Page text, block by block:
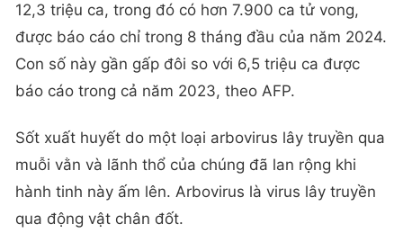
12,3 triệu ca, trong đó có hơn 7.900 ca tử vong,
được báo cáo chỉ trong 8 tháng đầu của năm 2024.
Con số này gần gấp đôi so với 6,5 triệu ca được
báo cáo trong cả năm 2023, theo AFP.
Sốt xuất huyết do một loại arbovirus lây truyền qua
muỗi vằn và lãnh thổ của chúng đã lan rộng khi
hành tinh này ấm lên. Arbovirus là virus lây truyền
qua động vật chân đốt.